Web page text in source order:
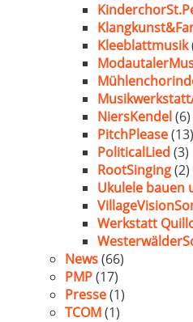
Kleeblattmusik
NiersKendel(6)
PitchPlease(13)
PoliticalLied (3)
RootSinging(2)
Ukulele bauen
Werkstatt
News(66)
PMP(17)
Presse(1)
TCOM(1)